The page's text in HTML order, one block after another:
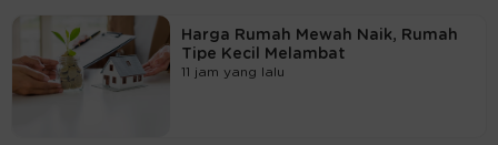
Harga Rumah Mewah Naik, Rumah
Tipe Kecil Melambat
11 jam yang lalu